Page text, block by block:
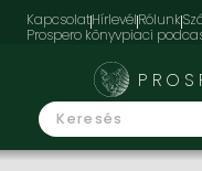
KapcsolatHírlevélRólunk
Prospero könyvpiaci